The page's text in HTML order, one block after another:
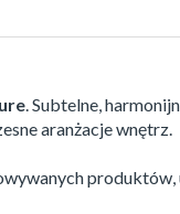
. Subtelne,
aranżacje wnętrz.